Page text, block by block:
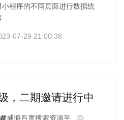
程序的不同页面进行数据统
07-29 21:00:38
，二期邀请进行中
威海百度搜索资源平